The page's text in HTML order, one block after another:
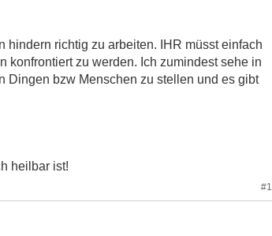
richtig zu arbeiten. IHR müsst einfach
konfrontiert zu werden. Ich zumindest sehe in
Dingen bzw Menschen zu stellen und es gibt
heilbar ist!
#1